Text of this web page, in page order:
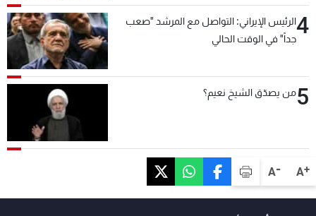
A+
A-
4الرئيس الإيراني: التواصل مع المرشد "صعب
جداً" في الوقت الحالي
5من يصدّق الشيخ نعيم؟